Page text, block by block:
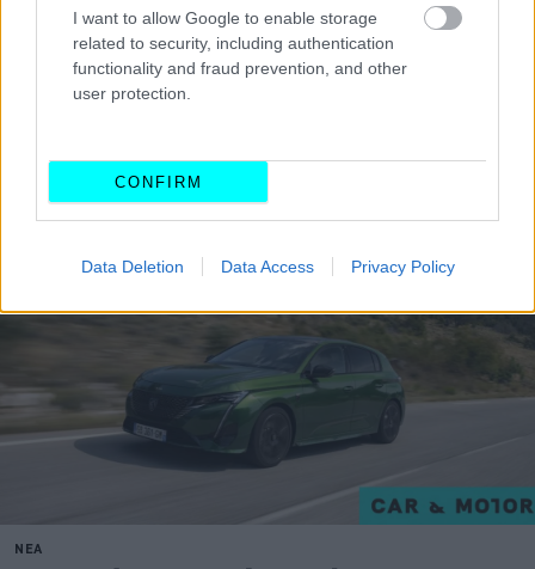
I want to allow Google to enable storage
related to security, including authentication
functionality and fraud prevention, and other
user protection.
CONFIRM
Data Deletion Data Access Privacy Policy
επιλογές μοναδικότητας που θα μπορεί να επιλέξει
ο νέος ιδιοκτήτης του αυτοκινήτου.